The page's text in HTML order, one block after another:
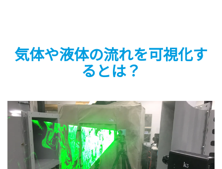
気体や液体の流れを可視化す
るとは？